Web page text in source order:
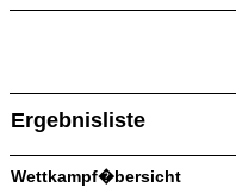
Ergebnisliste
Wettkampf�bersicht